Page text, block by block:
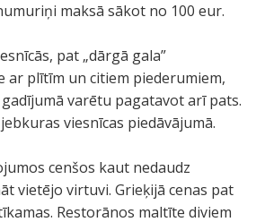
maksā sākot no 100 eur.
pat „dārgā gala”
ar plītīm un citiem piederumiem,
varētu pagatavot arī pats.
viesnīcas piedāvājumā.
cenšos kaut nedaudz
vietējo virtuvi. Grieķijā cenas pat
Restorānos maltīte diviem